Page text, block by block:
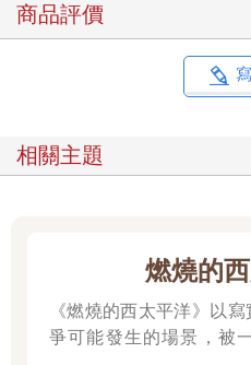
喬依絲一直到八年後結了婚才
像什麼都沒發生過一樣。我們每
記憶度過餘生。我們再也沒有想
在現實生活中，進行人工流產的
Gwendolyn Brooks的作品叫〈
裡，Lucille Clifton寫道：
倘若我無法為了你絕對會有的弟
商品評價
相關主題
燃燒的
《燃燒的西太平洋》以
爭可能發生的場景，被